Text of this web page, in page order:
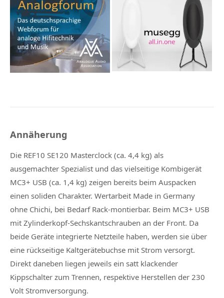
Annäherung
Die REF10 SE120 Masterclock (ca. 4,4 kg) als
ausgemachter Spezialist und das vielseitige Kombigerät
MC3+ USB (ca. 1,4 kg) zeigen bereits beim Auspacken
einen soliden Charakter. Wertarbeit Made in Germany
ohne Chichi, bei Bedarf Rack-montierbar. Beim MC3+ USB
mit Zylinderkopf-Sechskantschrauben an der Front. Da
beide Geräte integrierte Netzteile haben, werden sie über
eine rückseitige Kaltgerätebuchse mit Strom versorgt.
Direkt daneben liegen jeweils ein satt klackender
Kippschalter zum Trennen, respektive Herstellen der 230
Volt Stromversorgung.